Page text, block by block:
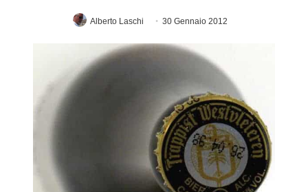
Alberto Laschi 30 Gennaio 2012